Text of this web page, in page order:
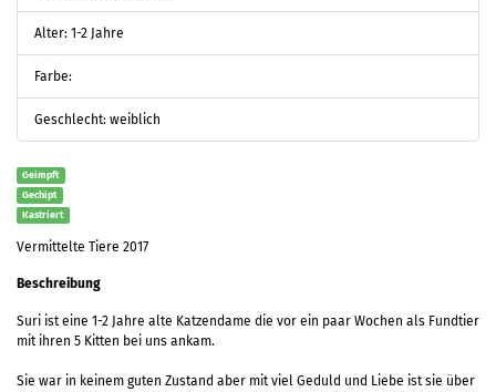
Alter: 1-2 Jahre
Farbe:
Geschlecht: weiblich
Geimpft
Gechipt
Kastriert
Vermittelte Tiere 2017
Beschreibung
Suri ist eine 1-2 Jahre alte Katzendame die vor ein paar Wochen als Fundtier
mit ihren 5 Kitten bei uns ankam.
Sie war in keinem guten Zustand aber mit viel Geduld und Liebe ist sie über